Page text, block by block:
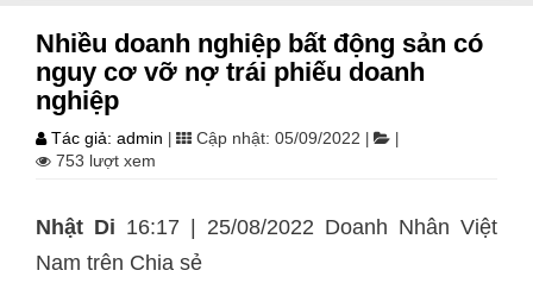
Nhiều doanh nghiệp bất động sản có
nguy cơ vỡ nợ trái phiếu doanh
nghiệp
Tác giả: admin Cập nhật: 05/09/2022
753 lượt xem
Nhật Di 16:17 | 25/08/2022 Doanh Nhân Việt
Nam trên Chia sẻ